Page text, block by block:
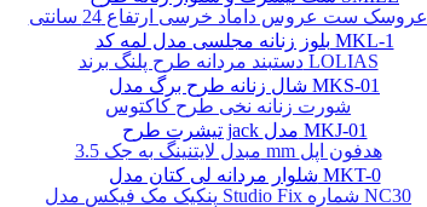
عروسک ست عروس داماد خرسی ارتفاع 24 سانتی
دستبند مردانه طرح پلنگ برند LOLIAS
شورت زنانه نخی طرح کاکتوس
مبدل لایتنینگ به جک 3.5 mm هدفون اپل
پنکیک مک فیکس مدل Studio Fix شماره NC30
بلوز زنانه مجلسی مدل لمه کد MKL-1
شال زنانه طرح برگ مدل MKS-01
تیشرت طرح jack مدل MKJ-01
شلوار مردانه لی کتان مدل MKT-0